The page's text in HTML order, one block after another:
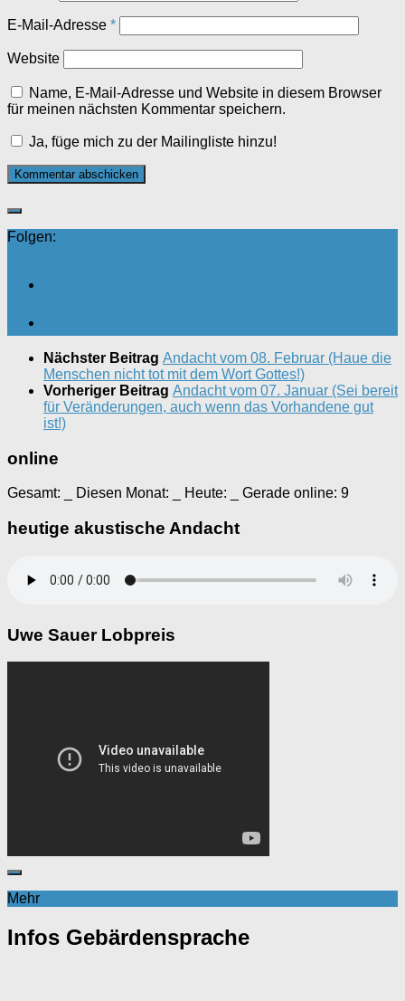
E-Mail-Adresse *
Website
Name, E-Mail-Adresse und Website in diesem Browser
für meinen nächsten Kommentar speichern.
Ja, füge mich zu der Mailingliste hinzu!
Folgen:
Nächster Beitrag Andacht vom 08. Februar (Haue die
Menschen nicht tot mit dem Wort Gottes!)
Vorheriger Beitrag Andacht vom 07. Januar (Sei bereit
für Veränderungen, auch wenn das Vorhandene gut
ist!)
online
Gesamt: Diesen Monat: Heute: Gerade online: 9
heutige akustische Andacht
Uwe Sauer Lobpreis
Mehr
Infos Gebärdensprache